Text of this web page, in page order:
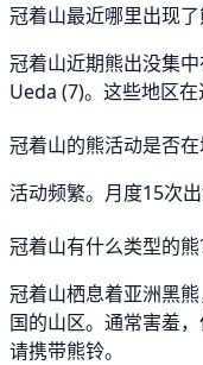
冠着山最近哪里出现了
冠着山近期熊出没集
Ueda (7)。这些地区在
冠着山的熊活动是否在
活动频繁。月度15次
冠着山有什么类型的熊
冠着山栖息着亚洲黑
国的山区。通常害羞
请携带熊铃。